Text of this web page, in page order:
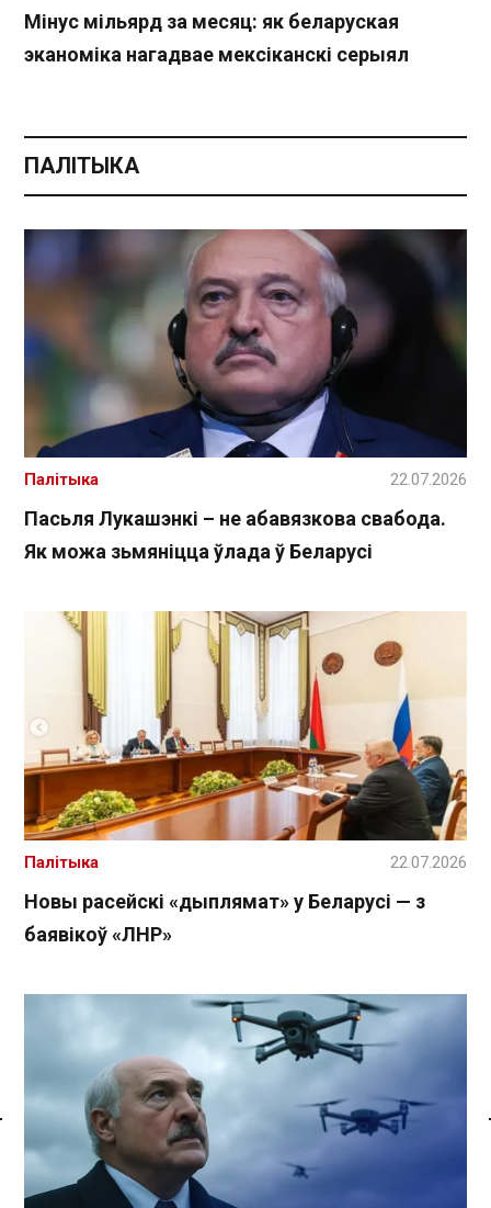
Спасылка без VPN
Мінус мільярд за месяц: як беларуская
эканоміка нагадвае мексіканскі серыял
ПАЛІТЫКА
Пасьля Лукашэнкі – не абавязкова свабода.
Як можа зьмяніцца ўлада ў Беларусі
Палітыка 22.07.2026
Новы расейскі «дыплямат» у Беларусі — з
баявікоў «ЛНР»
Палітыка 22.07.2026